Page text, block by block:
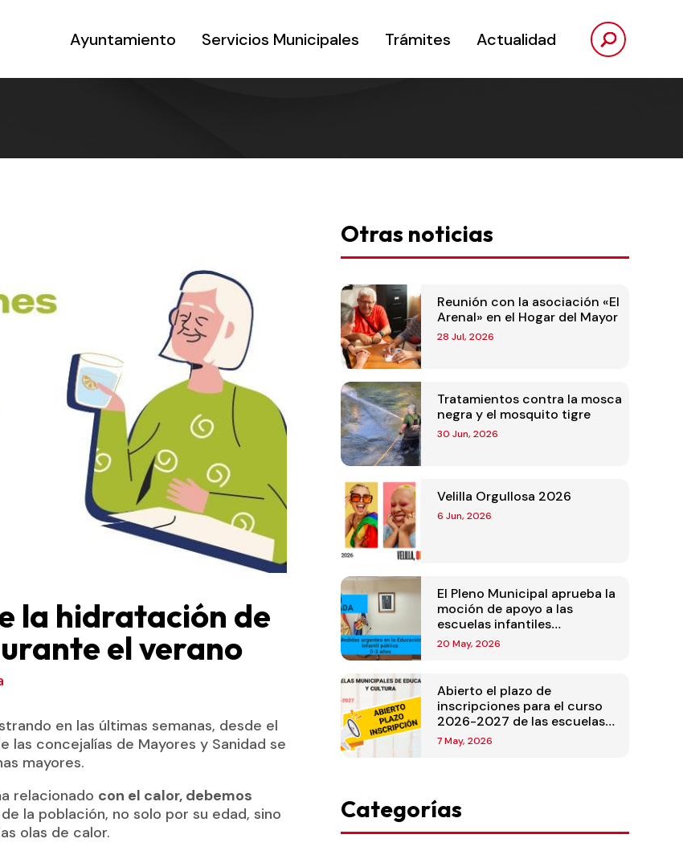
Ayuntamiento Servicios Municipales Trámites Actualidad
la hidratación de
el verano
en las últimas semanas, desde el
las concejalías de Mayores y Sanidad se
mayores.
relacionado con el calor, debemos
la población, no solo por su edad, sino
olas de calor.
Otras noticias
Reunión con la asociación «El
Arenal» en el Hogar del Mayor
28 Jul, 2026
Tratamientos contra la mosca
negra y el mosquito tigre
30 Jun, 2026
Velilla Orgullosa 2026
6 Jun, 2026
El Pleno Municipal aprueba la
moción de apoyo a las
escuelas infantiles
presentada por el Equipo de
Gobierno
20 May, 2026
Abierto el plazo de
inscripciones para el curso
2026-2027 de las escuelas
municipales
7 May, 2026
Categorías